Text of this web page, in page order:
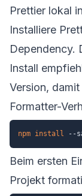
Prettier lokal
Installiere
Dependency.
Install
Version,
Formatter-
npm install
Beim ersten
Projekt